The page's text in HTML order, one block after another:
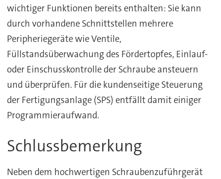
wichtiger Funktionen bereits enthalten: Sie kann
durch vorhandene Schnittstellen mehrere
Peripheriegeräte wie Ventile,
Füllstandsüberwachung des Fördertopfes, Einlauf-
oder Einschusskontrolle der Schraube ansteuern
und überprüfen. Für die kundenseitige Steuerung
der Fertigungsanlage (SPS) entfällt damit einiger
Programmieraufwand.
Schlussbemerkung
Neben dem hochwertigen Schraubenzuführgerät